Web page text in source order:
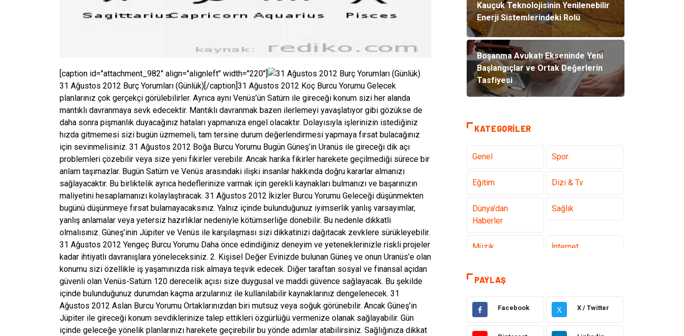
[caption id="attachment_982" align="alignleft" width="220"]
31 Ağustos 2012 Burç Yorumları (Günlük)[/caption]31 Ağustos 2012 Koç Burcu Yorumu Gelecek
planlarınız çok gerçekçi görülebilirler. Ayrıca aynı Venüs’ün Satürn ile gireceği konum sizi her alanda
mantıklı davranmaya sevk edecektir. Mantıklı davranmak bazen ilerlemeyi yavaşlatıyor gibi gözükse de
daha sonra pişmanlık duyacağınız hataları yapmanıza engel olacaktır. Dolayısıyla işlerinizin istediğiniz
hızda gitmemesi sizi bugün üzmemeli, tam tersine durum değerlendirmesi yapmaya fırsat bulacağınız
için sevinmelisiniz. 31 Ağustos 2012 Boğa Burcu Yorumu Bugün Güneş’in Uranüs ile gireceği dik açı
problemleri çözebilir veya size yeni fikirler verebilir. Ancak harika fikirler harekete geçilmediği sürece bir
anlam taşımazlar. Bugün Satürn ve Venüs arasındaki ilişki insanlar hakkında doğru kararlar almanızı
sağlayacaktır. Bu birliktelik ayrıca hedeflerinize varmak için gerekli kaynakları bulmanızı ve başarınızın
maliyetini hesaplamanızı kolaylaştıracak. 31 Ağustos 2012 İkizler Burcu Yorumu Geleceği düşünmekten
bugünü düşünmeye fırsat bulamayacaksınız. Yalnız içinde bulunduğunuz iyimserlik yanlış varsayımlar,
yanlış anlamalar veya yetersiz hazırlıklar nedeniyle kötümserliğe dönebilir. Bu nedenle dikkatli
olmalısınız. Güneş’inin Jüpiter ve Venüs ile karşılaşması sizi dikkatinizi dağıtacak zevklere sürükleyebilir.
31 Ağustos 2012 Yengeç Burcu Yorumu Daha önce edindiğiniz deneyim ve yeteneklerinizle riskli projeler
kadar ihtiyatlı davranışlara yöneleceksiniz. 2. Kişisel Değer Evinizde bulunan Güneş ve onun Uranüs’e olan
konumu sizi özellikle iş yaşamınızda risk almaya teşvik edecek. Diğer taraftan sosyal ve finansal açıdan
güvenli olan Venüs-Satürn 120 derecelik açısı size duygusal ve maddi güvence sağlayacak. Bu şekilde
içinde bulunduğunuz durumdan kaçma arzularınız ile kullanılabilir kaynaklarınız dengelenecek. 31
Ağustos 2012 Aslan Burcu Yorumu Ortaklarınızdan biri mutsuz veya soğuk görünebilir. Ancak Güneş’in
Jüpiter ile gireceği konum sevdiklerinize talep ettikleri özgürlüğü vermenize olanak sağlayabilir. Gün
içinde geleceğe yönelik planlarınızı harekete geçirebilir bu yönde adımlar atabilirsiniz. Sağlığınıza dikkat
Kauçuk Teknolojisinin Yenilenebilir
Enerji Sistemlerindeki Rolü
Boşanma Avukatı Ekseninde Yeni
Başlangıçlar ve Ortak Değerlerin
Tasfiyesi
KATEGORILER
Genel Spor
Eğitim Dizi & Tv
Dünya'dan
Haberler
Sağlık
Müzik İnternet
Ülkemizden
Haberler
Teknoloji Kültür ve Sanat
PAYLAŞ
Facebook X X / Twitter